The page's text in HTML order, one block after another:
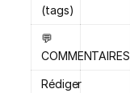
(tags)
💬
COMMENTAIRES
Rédiger